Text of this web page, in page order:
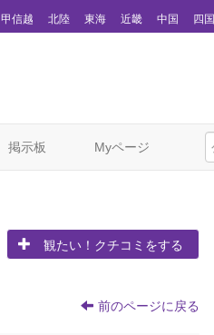
甲信越 北陸 東海 近畿 中国 四国
掲示板 Myページ
観たい！クチコミをする
前のページに戻る